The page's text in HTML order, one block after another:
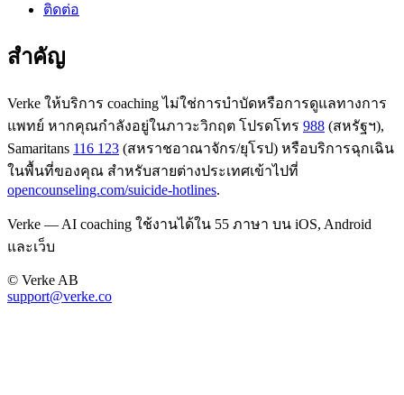
ติดต่อ
สำคัญ
Verke ให้บริการ coaching ไม่ใช่การบำบัดหรือการดูแลทางการ
แพทย์ หากคุณกำลังอยู่ในภาวะวิกฤต โปรดโทร 988 (สหรัฐฯ),
Samaritans 116 123 (สหราชอาณาจักร/ยุโรป) หรือบริการฉุกเฉิน
ในพื้นที่ของคุณ สำหรับสายต่างประเทศเข้าไปที่
opencounseling.com/suicide-hotlines.
Verke — AI coaching ใช้งานได้ใน 55 ภาษา บน iOS, Android
และเว็บ
© Verke AB
support@verke.co